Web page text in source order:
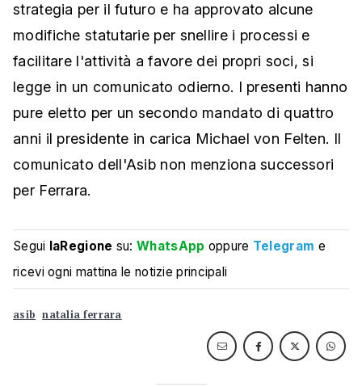
strategia per il futuro e ha approvato alcune
modifiche statutarie per snellire i processi e
facilitare l'attività a favore dei propri soci, si
legge in un comunicato odierno. I presenti hanno
pure eletto per un secondo mandato di quattro
anni il presidente in carica Michael von Felten. Il
comunicato dell'Asib non menziona successori
per Ferrara.
Segui laRegione su:WhatsApp oppure Telegram e
ricevi ogni mattina le notizie principali
asib natalia ferrara